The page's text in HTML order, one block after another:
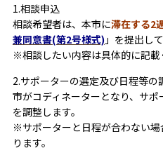
1.相談申込
相談希望者は、本市に滞在する2
兼同意書(第2号様式) 」を提出し
※相談したい内容は具体的に記載
2.サポーターの選定及び日程等の
市がコディネーターとなり、サ
を調整します。
※サポーターと日程が合わない
ります。